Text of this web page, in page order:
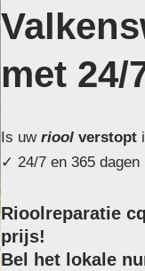
met
Is uw riool verstopt
✓ 24/7 en 365
Rioolreparatie
prijs!
Bel het lokale